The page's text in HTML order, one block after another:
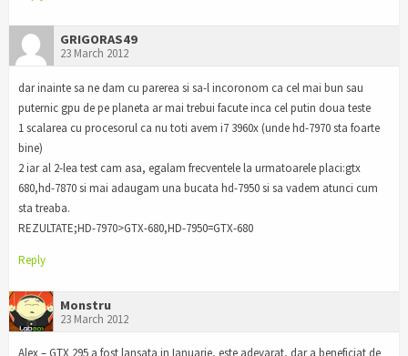
GRIGORAS49
23 March 2012
dar inainte sa ne dam cu parerea si sa-l incoronom ca cel mai bun sau
puternic gpu de pe planeta ar mai trebui facute inca cel putin doua teste
1 scalarea cu procesorul ca nu toti avem i7 3960x (unde hd-7970 sta foarte
bine)
2 iar al 2-lea test cam asa, egalam frecventele la urmatoarele placi:gtx
680,hd-7870 si mai adaugam una bucata hd-7950 si sa vadem atunci cum
sta treaba.
REZULTATE;HD-7970>GTX-680,HD-7950=GTX-680
Reply
Monstru
23 March 2012